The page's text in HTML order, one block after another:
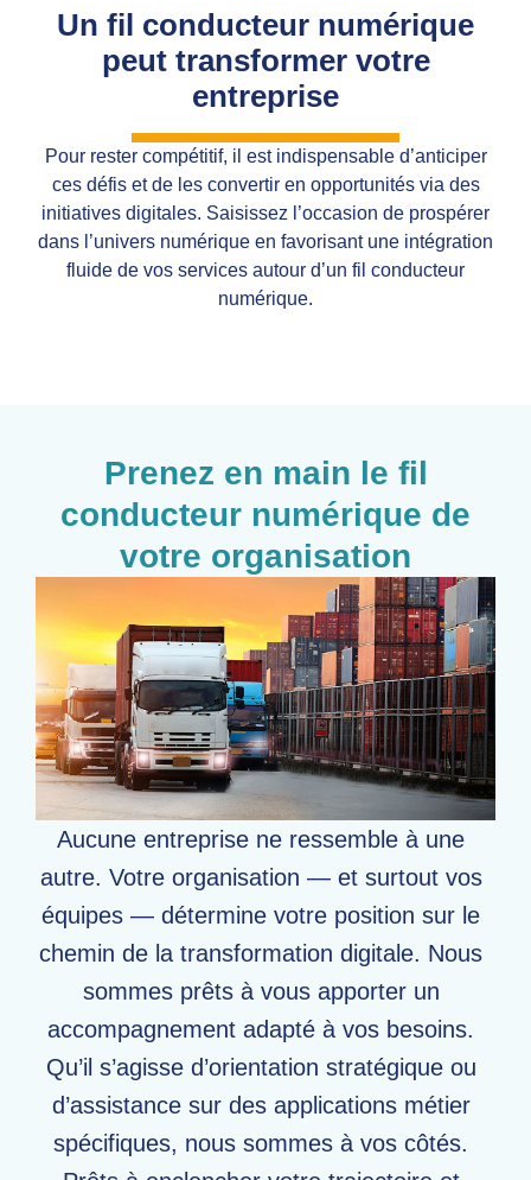
Un fil conducteur numérique
peut transformer votre
entreprise
Pour rester compétitif, il est indispensable d’anticiper
ces défis et de les convertir en opportunités via des
initiatives digitales. Saisissez l’occasion de prospérer
dans l’univers numérique en favorisant une intégration
fluide de vos services autour d’un fil conducteur
numérique.
Prenez en main le fil
conducteur numérique de
votre organisation
Aucune entreprise ne ressemble à une
autre. Votre organisation — et surtout vos
équipes — détermine votre position sur le
chemin de la transformation digitale. Nous
sommes prêts à vous apporter un
accompagnement adapté à vos besoins.
Qu’il s’agisse d’orientation stratégique ou
d’assistance sur des applications métier
spécifiques, nous sommes à vos côtés.